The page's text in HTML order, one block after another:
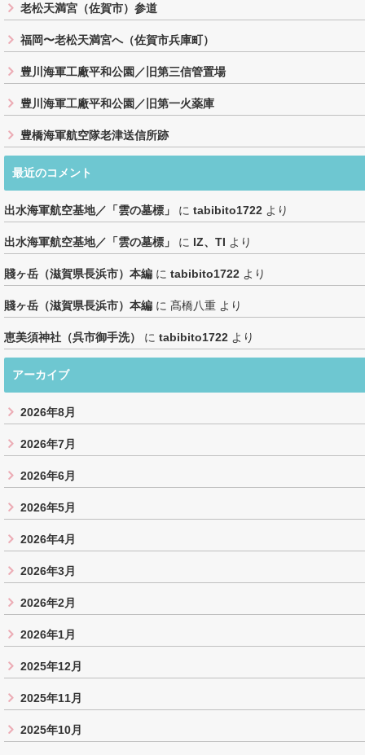
老松天満宮（佐賀市）参道
福岡〜老松天満宮へ（佐賀市兵庫町）
豊川海軍工廠平和公園／旧第三信管置場
豊川海軍工廠平和公園／旧第一火薬庫
豊橋海軍航空隊老津送信所跡
最近のコメント
出水海軍航空基地／「雲の墓標」 に tabibito1722 より
出水海軍航空基地／「雲の墓標」 に IZ、TI より
賤ヶ岳（滋賀県長浜市）本編 に tabibito1722 より
賤ヶ岳（滋賀県長浜市）本編 に 髙橋八重 より
恵美須神社（呉市御手洗） に tabibito1722 より
アーカイブ
2026年8月
2026年7月
2026年6月
2026年5月
2026年4月
2026年3月
2026年2月
2026年1月
2025年12月
2025年11月
2025年10月